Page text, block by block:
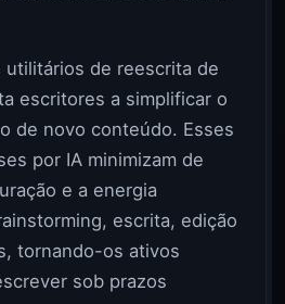
de reescrita de
escritores a simplificar o
de novo conteúdo. Esses
por IA minimizam de
e a energia
escrita, edição
tornando-os ativos
sob prazos